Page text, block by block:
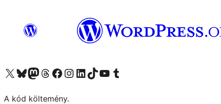
Visit our X (formerly Twitter) account
Visit our Bluesky account
Twitter csatornánk
Visit our Threads account
Facebook oldalunk megtekintése
Visit our Instagram account
Visit our LinkedIn account
Visit our TikTok account
Visit our YouTube channel
Visit our Tumblr account
A kód költemény.